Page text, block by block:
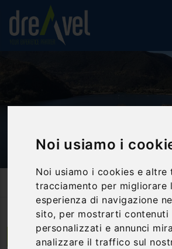
Noi usiamo i
Noi usiamo i cookies e altre
tracciamento per migliorare
esperienza di navigazione
sito, per mostrarti contenuti
personalizzati e annunci
analizzare il traffico sul
Nordic Walking Alla Rocca Di Albornoz Di
Terni | Umbria